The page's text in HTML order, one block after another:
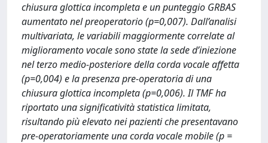
chiusura glottica incompleta e un punteggio GRBAS
aumentato nel preoperatorio (p=0,007). Dall’analisi
multivariata, le variabili maggiormente correlate al
miglioramento vocale sono state la sede d’iniezione
nel terzo medio-posteriore della corda vocale affetta
(p=0,004) e la presenza pre-operatoria di una
chiusura glottica incompleta (p=0,006). Il TMF ha
riportato una significatività statistica limitata,
risultando più elevato nei pazienti che presentavano
pre-operatoriamente una corda vocale mobile (p =